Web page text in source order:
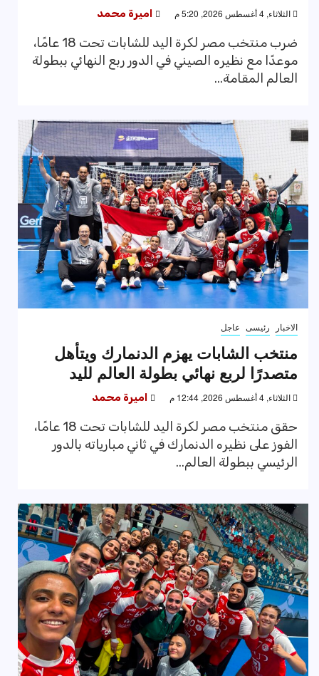
الثلاثاء, 4 أغسطس 2026, 5:20 م اميرة محمد
ضرب منتخب مصر لكرة اليد للشابات تحت 18 عامًا،
موعدًا مع نظيره الصيني في الدور ربع النهائي ببطولة
العالم المقامة...
الاخبار رئيسى عاجل
منتخب الشابات يهزم الدنمارك ويتأهل
متصدرًا لربع نهائي بطولة العالم لليد
الثلاثاء, 4 أغسطس 2026, 12:44 م اميرة محمد
حقق منتخب مصر لكرة اليد للشابات تحت 18 عامًا،
الفوز على نظيره الدنمارك في ثاني مبارياته بالدور
الرئيسي ببطولة العالم...